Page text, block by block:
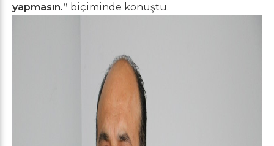
yapmasın.” biçiminde konuştu.